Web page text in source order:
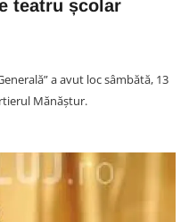
teatru școlar
a avut loc sâmbătă, 13
Mănăștur.